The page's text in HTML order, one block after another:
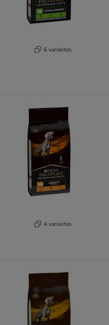
6 variantes
4 variantes